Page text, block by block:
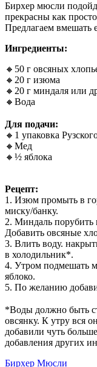
Бирхер мюсли
прекрасны как
Предлагаем вмешать
Ингредиенты:
🔸50 г овсяных
🔸20 г изюма
🔸20 г миндаля или
🔸Вода
Для подачи:
🔸1 упаковка
🔸Мед
🔸½ яблока
Рецепт:
1️. Изюм промыть в
миску/банку.
2️. Миндаль
Добавить овсяные
3️. Влить воду.
в холодильник*.
4️. Утром подмешать
яблоко.
5️. По желанию
*Воды должно быть
овсянку. К утру вся
добавили чуть
добавления других
Бирхер Мюсли